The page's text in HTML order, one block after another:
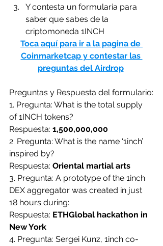
Y contesta un formularia para
saber que sabes de la
criptomoneda 1INCH
Toca aquí para ir a la pagina de
Coinmarketcap y contestar las
preguntas del Airdrop
Preguntas y Respuesta del formulario:
1. Pregunta: What is the total supply
of 1INCH tokens?
Respuesta: 1,500,000,000
2. Pregunta: What is the name ‘1inch’
inspired by?
Respuesta: Oriental martial arts
3. Pregunta: A prototype of the 1inch
DEX aggregator was created in just
18 hours during:
Respuesta: ETHGlobal hackathon in
New York
4. Pregunta: Sergei Kunz, 1inch co-